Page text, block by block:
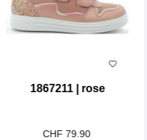
1867211 | rose
CHF 79.90